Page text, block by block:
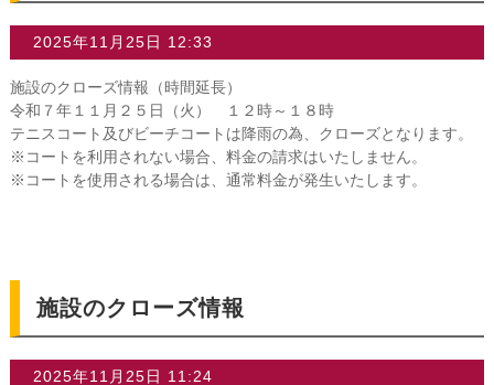
2025年11月25日 12:33
施設のクローズ情報（時間延長）
令和７年１１月２５日（火） １２時～１８時
テニスコート及びビーチコートは降雨の為、クローズとなります。
※コートを利用されない場合、料金の請求はいたしません。
※コートを使用される場合は、通常料金が発生いたします。
施設のクローズ情報
2025年11月25日 11:24